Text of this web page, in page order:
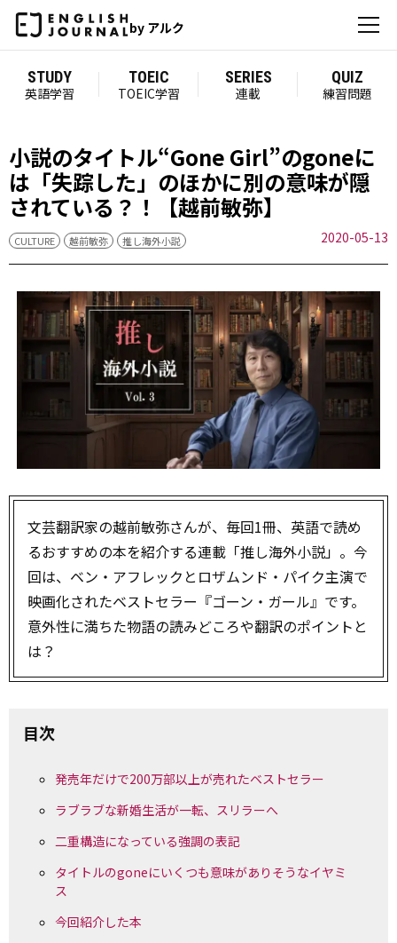
by アルク
STUDY
英語学習
TOEIC
TOEIC学習
SERIES
連載
QUIZ
練習問題
小説のタイトル“Gone Girl”のgoneに
は「失踪した」のほかに別の意味が隠
されている？！【越前敏弥】
CULTURE 越前敏弥 推し海外小説 2020-05-13
文芸翻訳家の越前敏弥さんが、毎回1冊、英語で読め
るおすすめの本を紹介する連載「推し海外小説」。今
回は、ベン・アフレックとロザムンド・パイク主演で
映画化されたベストセラー『ゴーン・ガール』です。
意外性に満ちた物語の読みどころや翻訳のポイントと
は？
目次
発売年だけで200万部以上が売れたベストセラー
ラブラブな新婚生活が一転、スリラーへ
二重構造になっている強調の表記
タイトルのgoneにいくつも意味がありそうなイヤミ
ス
今回紹介した本